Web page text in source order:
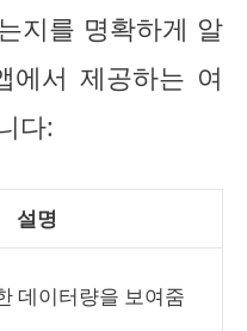
지를 명확하게 알
에서 제공하는 여
다:
설명
데이터량을 보여줌